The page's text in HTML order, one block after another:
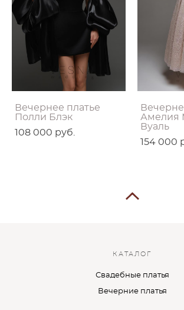
Вечернее платье
Полли Блэк
108 000 pуб.
Амелия
Вуаль
154 000
КАТАЛОГ
Свадебные платья
Вечерние платья